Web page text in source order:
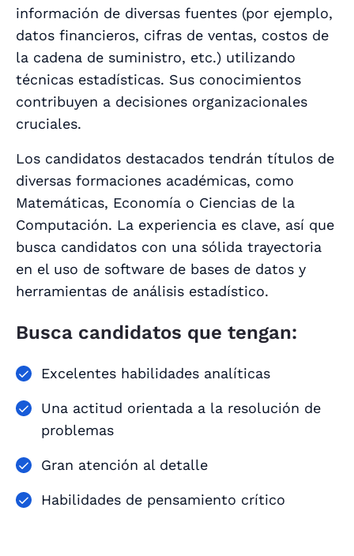
información de diversas fuentes (por ejemplo,
datos financieros, cifras de ventas, costos de
la cadena de suministro, etc.) utilizando
técnicas estadísticas. Sus conocimientos
contribuyen a decisiones organizacionales
cruciales.
Los candidatos destacados tendrán títulos de
diversas formaciones académicas, como
Matemáticas, Economía o Ciencias de la
Computación. La experiencia es clave, así que
busca candidatos con una sólida trayectoria
en el uso de software de bases de datos y
herramientas de análisis estadístico.
Busca candidatos que tengan:
Excelentes habilidades analíticas
Una actitud orientada a la resolución de
problemas
Gran atención al detalle
Habilidades de pensamiento crítico